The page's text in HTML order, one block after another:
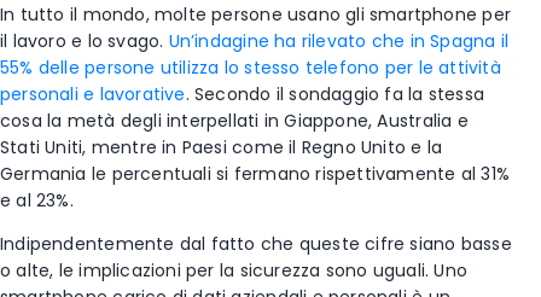
In tutto il mondo, molte persone usano gli smartphone per
il lavoro e lo svago. Un’indagine ha rilevato che in Spagna il
55% delle persone utilizza lo stesso telefono per le attività
personali e lavorative. Secondo il sondaggio fa la stessa
cosa la metà degli interpellati in Giappone, Australia e
Stati Uniti, mentre in Paesi come il Regno Unito e la
Germania le percentuali si fermano rispettivamente al 31%
e al 23%.
Indipendentemente dal fatto che queste cifre siano basse
o alte, le implicazioni per la sicurezza sono uguali. Uno